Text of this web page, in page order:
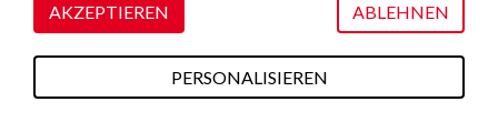
Unser Bob
AKZEPTIEREN ABLEHNEN
PERSONALISIEREN